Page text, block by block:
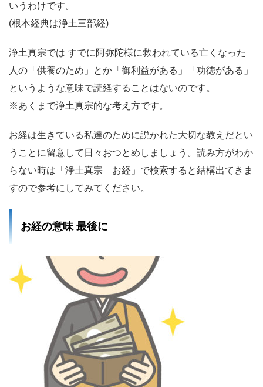
いうわけです。
(根本経典は浄土三部経)
浄土真宗では すでに阿弥陀様に救われている亡くなった
人の「供養のため」とか「御利益がある」「功徳がある」
というような意味で読経することはないのです。
※あくまで浄土真宗的な考え方です。
お経は生きている私達のために説かれた大切な教えだとい
うことに留意して日々おつとめしましょう。読み方がわか
らない時は「浄土真宗 お経」で検索すると結構出てきま
すので参考にしてみてください。
お経の意味 最後に